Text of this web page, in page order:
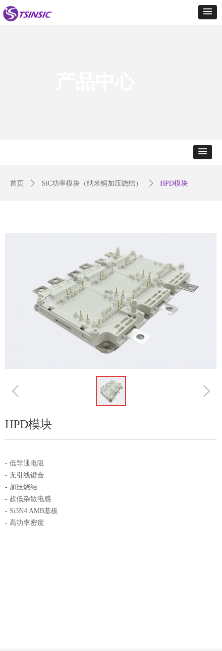
首页 ꄲ SiC功率模块（纳米铜加压烧结） ꄲ HPD模块
ꁆ ꁇ
HPD模块
- 低导通电阻
- 无引线键合
- 加压烧结
- 超低杂散电感
- Si3N4 AMB基板
- 高功率密度